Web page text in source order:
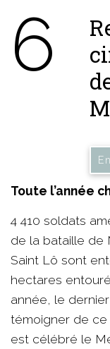
6
Toute l’année
4 410 soldats
de la bataille de
Saint Lô sont
hectares
année, le
témoigner de ce
est célébré le